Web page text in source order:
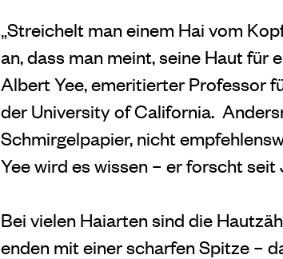
„Streichelt man einem Hai vom
an, dass man meint, seine Haut für
Albert Yee, emeritierter Professor
der University of California.
Schmirgelpapier, nicht
Yee wird es wissen – er forscht
Bei vielen Haiarten sind die
enden mit einer scharfen Spitze –